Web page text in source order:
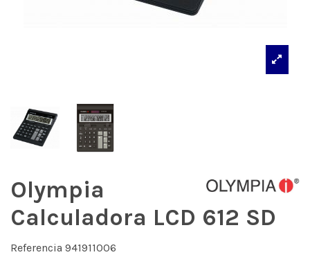
Olympia
Calculadora LCD 612 SD
Referencia 941911006